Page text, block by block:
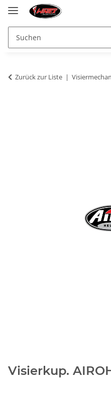
Zurück zur Liste
Visierkup.